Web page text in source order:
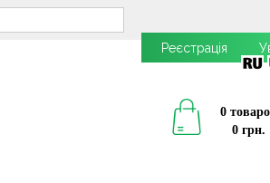
Реєстрація
0
0 грн.